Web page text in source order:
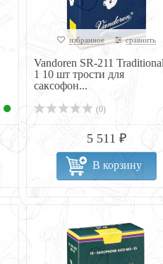
избранное сравнить
Vandoren SR-211
1 10 шт трости для
саксофон...
(0)
5 511 ₽
В корзину